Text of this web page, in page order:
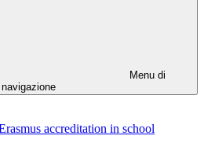
Menu di
navigazione
accreditation in school